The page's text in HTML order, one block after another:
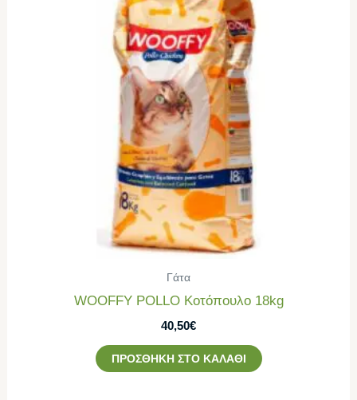
Γάτα
WOOFFY POLLO Κοτόπουλο 18kg
40,50€
ΠΡΟΣΘΉΚΗ ΣΤΟ ΚΑΛΆΘΙ